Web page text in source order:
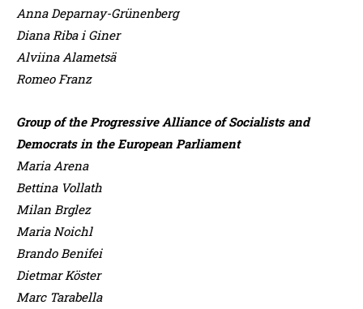
Anna Deparnay-Grünenberg
Diana Riba i Giner
Alviina Alametsä
Romeo Franz
Group of the Progressive Alliance of Socialists and
Democrats in the European Parliament
Maria Arena
Bettina Vollath
Milan Brglez
Maria Noichl
Brando Benifei
Dietmar Köster
Marc Tarabella